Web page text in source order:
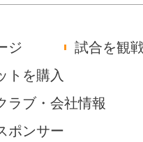
ジ
試合を観
トを購入
ラブ・会社情報
ポンサー